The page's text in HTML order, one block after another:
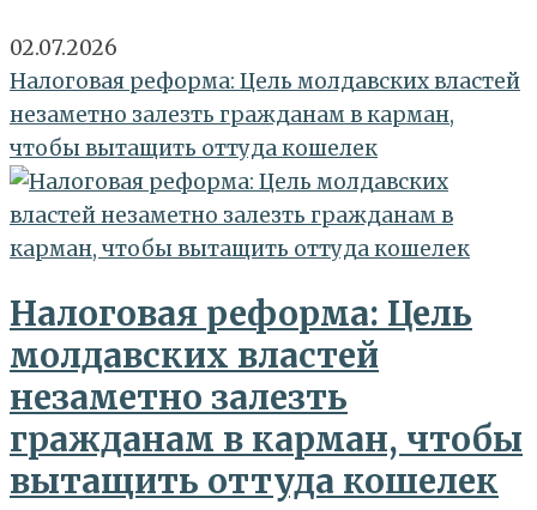
02.07.2026
Налоговая реформа: Цель молдавских властей
незаметно залезть гражданам в карман,
чтобы вытащить оттуда кошелек
Налоговая реформа: Цель
молдавских властей
незаметно залезть
гражданам в карман, чтобы
вытащить оттуда кошелек